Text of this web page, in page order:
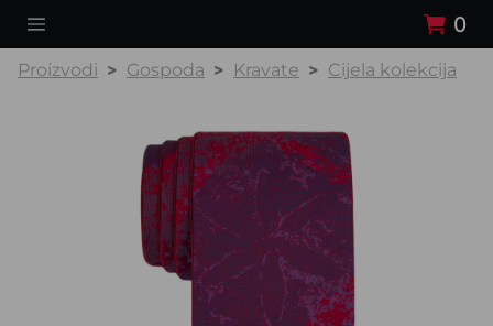
0
Proizvodi Gospoda Kravate Cijela kolekcija